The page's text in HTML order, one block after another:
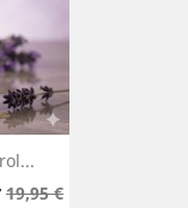
Precio
19,95 €Precio